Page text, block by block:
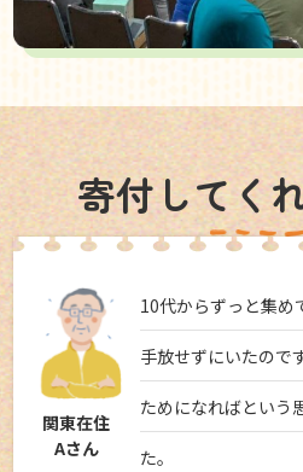
寄付してく
関東在住
Aさん
10代からずっと集め
手放せずにいたので
ためになればという
た。